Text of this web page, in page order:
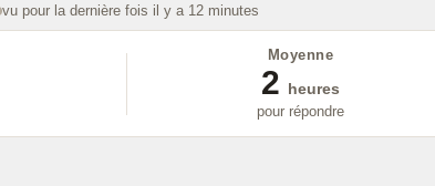
vu pour la dernière fois il y a 12 minutes
Moyenne
2
heures
pour répondre